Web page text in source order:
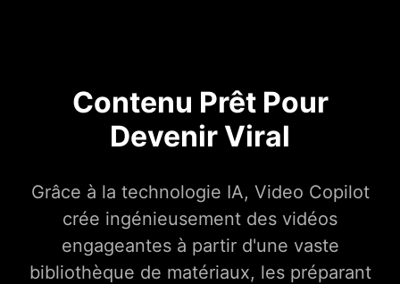
Contenu Prêt Pour
Devenir Viral
Grâce à la technologie IA, Video Copilot
crée ingénieusement des vidéos
engageantes à partir d'une vaste
bibliothèque de matériaux, les préparant